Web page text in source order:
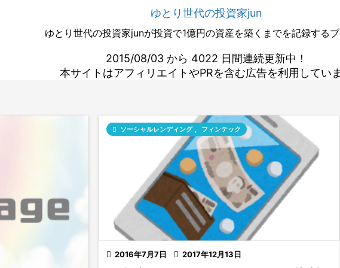
ゆとり世代の投資家jun
ゆとり世代の投資家junが投資で1億円の資産を築くまでを記録するブ
2015/08/03 から 4022 日間連続更新中！
本サイトはアフィリエイトやPRを含む広告を利用してい
 2016年7月7日  2017年12月13日
 ソーシャルレンディング , フィンテック